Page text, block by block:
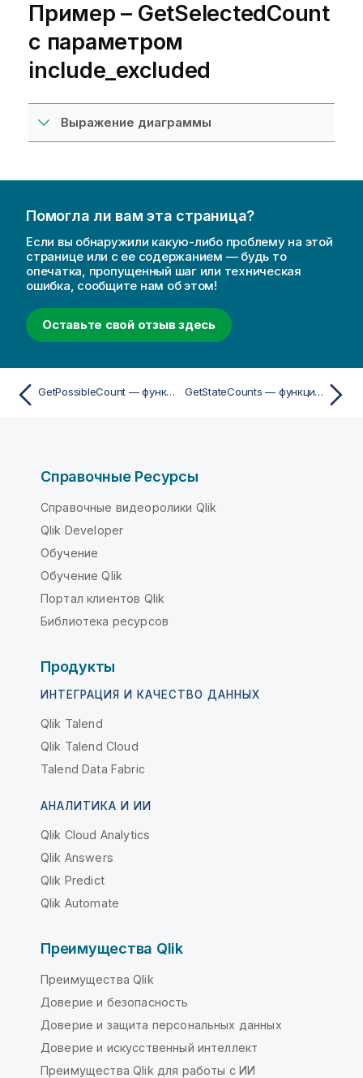
Пример – GetSelectedCount
с параметром
include_excluded
Выражение диаграммы
Помогла ли вам эта страница?
Если вы обнаружили какую-либо проблему на этой
странице или с ее содержанием — будь то
опечатка, пропущенный шаг или техническая
ошибка, сообщите нам об этом!
Оставьте свой отзыв здесь
GetPossibleCount — функция диаграммы GetStateCounts — функция диаграммы
Справочные Ресурсы
Справочные видеоролики Qlik
Qlik Developer
Обучение
Обучение Qlik
Портал клиентов Qlik
Библиотека ресурсов
Продукты
ИНТЕГРАЦИЯ И КАЧЕСТВО ДАННЫХ
Qlik Talend
Qlik Talend Cloud
Talend Data Fabric
АНАЛИТИКА И ИИ
Qlik Cloud Analytics
Qlik Answers
Qlik Predict
Qlik Automate
Преимущества Qlik
Преимущества Qlik
Доверие и безопасность
Доверие и защита персональных данных
Доверие и искусственный интеллект
Преимущества Qlik для работы с ИИ